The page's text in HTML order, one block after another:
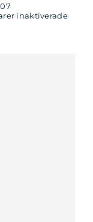
inaktiveradeför